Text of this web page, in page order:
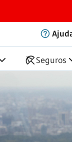
Seguros